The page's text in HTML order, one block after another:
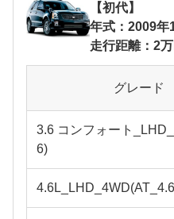
【初代】
年式：2009年
走行距離：2
グレード
3.6 コンフォート
6)